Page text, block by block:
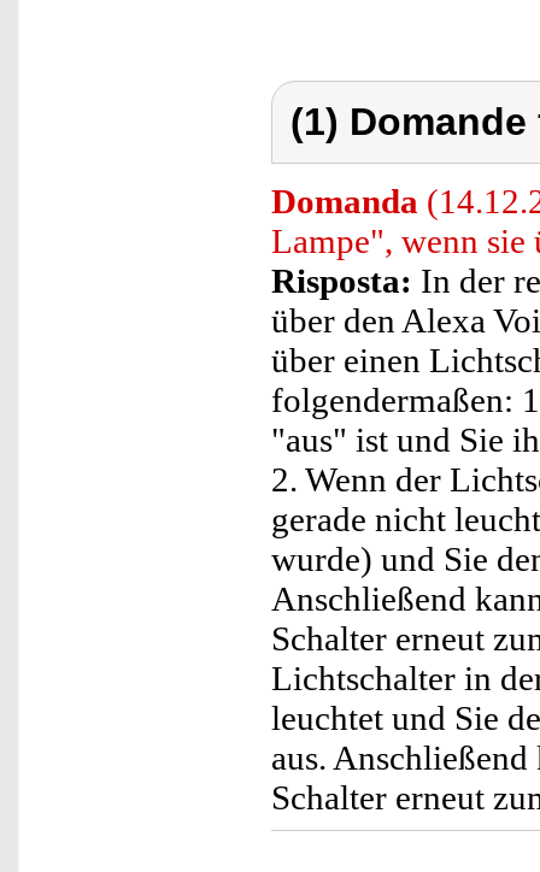
(1)
Domanda
Lampe", wenn sie
Risposta: In der
über den Alexa
über einen
folgendermaßen:
"aus" ist und Sie
2. Wenn der
gerade nicht
wurde) und Sie
Anschließend
Schalter erneut
Lichtschalter in
leuchtet und Sie
aus.
Schalter erneut